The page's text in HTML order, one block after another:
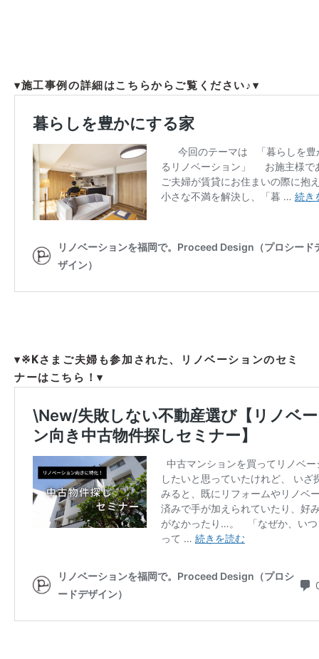
▾施工事例の詳細はこちらからご覧ください♪▾
▾※Kさまご夫婦も参加された、リノベーションのセミ
ナーはこちら！▾